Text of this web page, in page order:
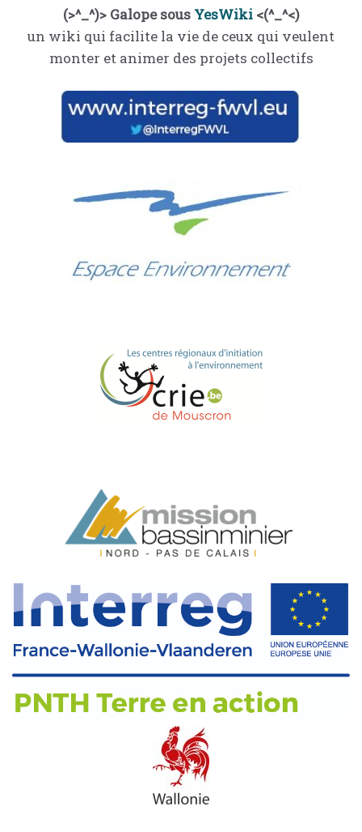
(>^_^)> Galope sous YesWiki<(^_^<)
un wiki qui facilite la vie de ceux qui veulent
monter et animer des projets collectifs